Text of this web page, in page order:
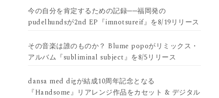
今の自分を肯定するための記録──福岡発の
pudelhundsが2nd EP『imnotsureif』を8/19リリース
その音楽は誰のものか？ Blume popoがリミックス・
アルバム『subliminal subject』を8/5リリース
dansa med digが結成10周年記念となる
『Handsome』リアレンジ作品をカセット & デジタル